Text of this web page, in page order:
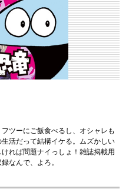
ツーにご飯食べるし、オシャレも
活だって結構イケる。ムズかしい
れば問題ナイっしょ！雑誌掲載用
なんで、よろ。